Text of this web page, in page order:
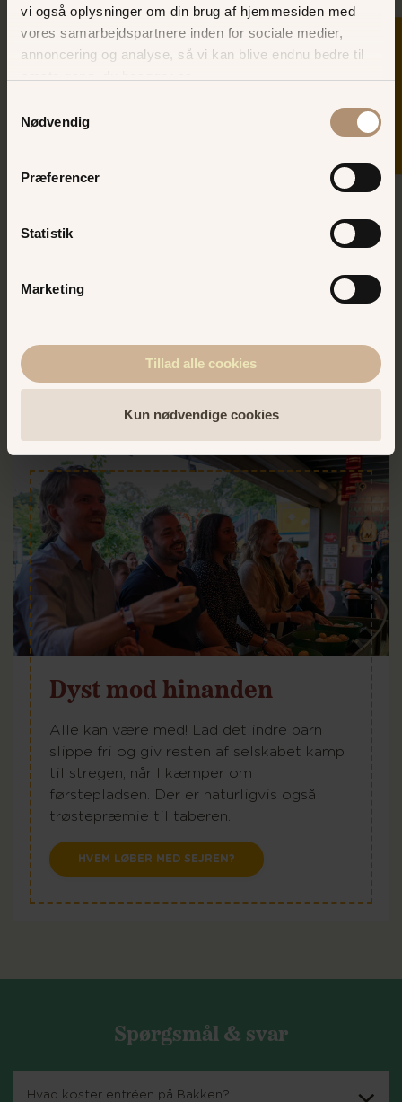
vi også oplysninger om din brug af hjemmesiden med
vores samarbejdspartnere inden for sociale medier,
annoncering og analyse, så vi kan blive endnu bedre til
Nødvendig
Præferencer
Statistik
Marketing
Tillad alle cookies
Kun nødvendige cookies
SKER I DAG
Køb turbånd online - spar
Din garanti for vind i håret!
BAKKENS WEBSHOP
Dyst mod hinanden
Alle kan være med! Lad det indre barn
slippe fri og giv resten af selskabet kamp
til stregen, når I kæmper om
førstepladsen. Der er naturligvis også
trøstepræmie til taberen.
HVEM LØBER MED SEJREN?
Spørgsmål & svar
Hvad koster entréen på Bakken?